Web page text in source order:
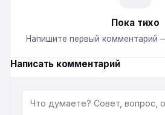
Пока тихо
Напишите первый комментарий
Написать комментарий
КОММЕНТАРИЙ